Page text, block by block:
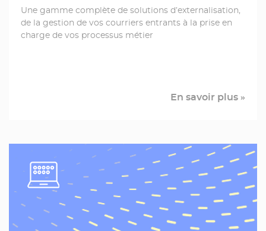
Une gamme complète de solutions d’externalisation,
de la gestion de vos courriers entrants à la prise en
charge de vos processus métier
En savoir plus »